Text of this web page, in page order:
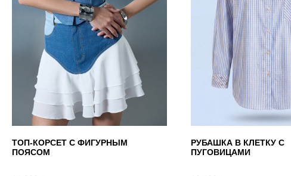
ТОП-КОРСЕТ С ФИГУРНЫМ
ПОЯСОМ
РУБАШКА В КЛЕТКУ С
ПУГОВИЦАМИ